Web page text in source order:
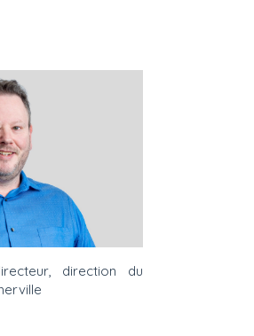
direction du